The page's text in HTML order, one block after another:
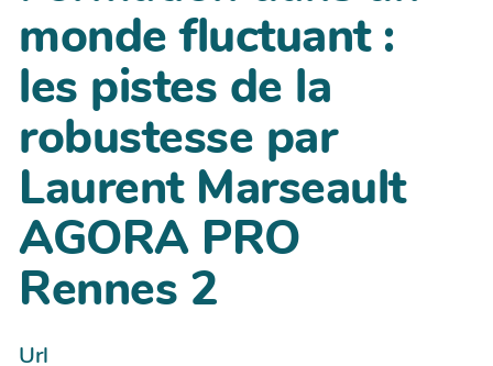
monde fluctuant :
les pistes de la
robustesse par
Laurent Marseault
AGORA PRO
Rennes 2
Url